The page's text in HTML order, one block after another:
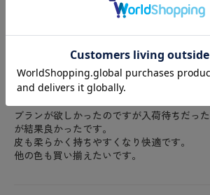
Ⓜ︎
ブランが欲しかったのですが入荷待ちだっ
が結果良かったです。
皮も柔らかく持ちやすくなり快適です。
他の色も買い揃えたいです。